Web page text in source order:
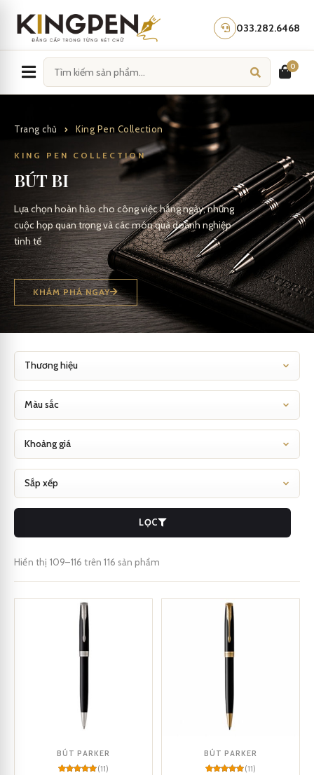
content
033.282.6468
0
Trang chủ King Pen Collection
KING PEN COLLECTION
BÚT BI
Lựa chọn hoàn hảo cho công việc hằng ngày, những
cuộc họp quan trọng và các món quà doanh nghiệp
tinh tế
KHÁM PHÁ NGAY
Hiển thị 109–116 trên 116 sản phẩm
LỌC
BÚT PARKER
(11)
BÚT PARKER
(11)